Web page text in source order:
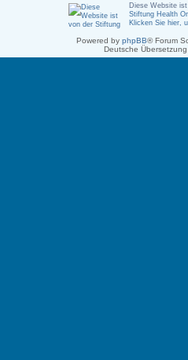
Diese Website
Stiftung Health
Klicken Sie hier,
Powered by phpBB® Forum
Deutsche